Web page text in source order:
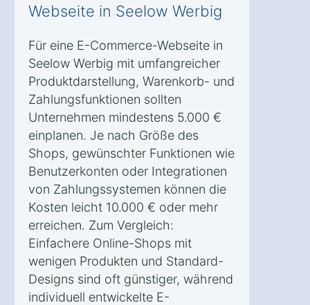
Webseite in Seelow Werbig
Für eine E-Commerce-Webseite in
Seelow Werbig mit umfangreicher
Produktdarstellung, Warenkorb- und
Zahlungsfunktionen sollten
Unternehmen mindestens 5.000 €
einplanen. Je nach Größe des
Shops, gewünschter Funktionen wie
Benutzerkonten oder Integrationen
von Zahlungssystemen können die
Kosten leicht 10.000 € oder mehr
erreichen. Zum Vergleich:
Einfachere Online-Shops mit
wenigen Produkten und Standard-
Designs sind oft günstiger, während
individuell entwickelte E-